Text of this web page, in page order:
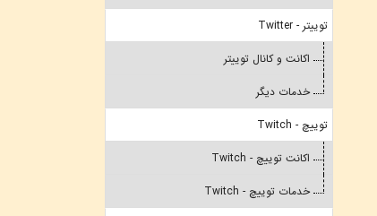
توییتر - Twitter
اکانت و کانال توییتر
خدمات دیگر
توییچ - Twitch
اکانت توییچ - Twitch
خدمات توییچ - Twitch